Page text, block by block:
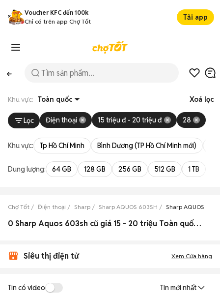
Voucher KFC đến 100k
Chỉ có trên app Chợ Tốt
Tải app
Khu vực: Toàn quốc Xoá lọc
Lọc Điện thoại 15 triệu đ - 20 triệu đ 28
Khu vực: Tp Hồ Chí Minh Bình Dương (TP Hồ Chí Minh mới)
Dung lượng: 64 GB 128 GB 256 GB 512 GB 1 TB
Chợ Tốt Điện thoại Sharp Sharp AQUOS 603SH Sharp AQUOS
0 Sharp Aquos 603sh cũ giá 15 - 20 triệu Toàn quốc đẹp
Siêu thị điện tử Xem Cửa hàng
Tin có video Tin mới nhất